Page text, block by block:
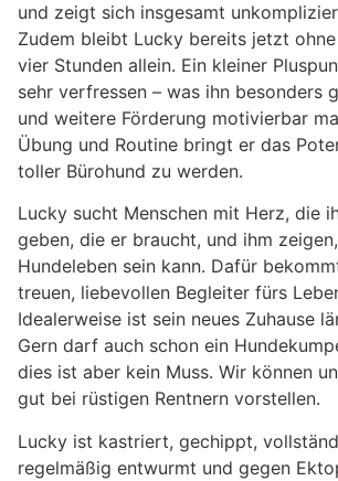
und zeigt sich insgesamt
Zudem bleibt Lucky bereits jetzt
vier Stunden allein. Ein kleiner
sehr verfressen – was ihn besonders
und weitere Förderung motivierbar
Übung und Routine bringt er das
toller Bürohund zu werden.
Lucky sucht Menschen mit Herz, die
geben, die er braucht, und ihm
Hundeleben sein kann. Dafür
treuen, liebevollen Begleiter fürs
Idealerweise ist sein neues Zuhause
Gern darf auch schon ein
dies ist aber kein Muss. Wir können
gut bei rüstigen Rentnern vorstellen.
Lucky ist kastriert, gechippt,
regelmäßig entwurmt und gegen